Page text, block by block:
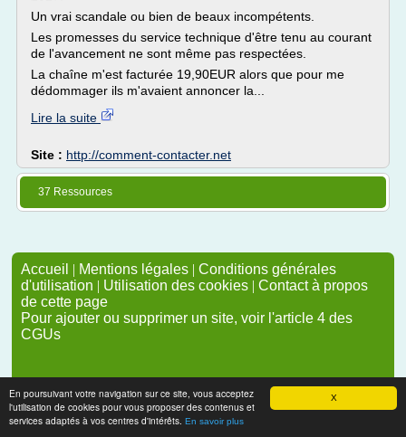
X
En poursuivant votre navigation sur ce site, vous acceptez
l'utilisation de cookies pour vous proposer des contenus et
services adaptés à vos centres d'intérêts. En savoir plus
Un vrai scandale ou bien de beaux incompétents.
Les promesses du service technique d'être tenu au courant
de l'avancement ne sont même pas respectées.
La chaîne m'est facturée 19,90EUR alors que pour me
dédommager ils m'avaient annoncer la...
Lire la suite
Site : http://comment-contacter.net
37 Ressources
Accueil | Mentions légales | Conditions générales
d'utilisation | Utilisation des cookies | Contact à propos
de cette page
Pour ajouter ou supprimer un site, voir l'article 4 des
CGUs